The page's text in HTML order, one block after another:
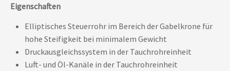
Eigenschaften
Elliptisches Steuerrohr im Bereich der Gabelkrone für
hohe Steifigkeit bei minimalem Gewicht
Druckausgleichssystem in der Tauchrohreinheit
Luft- und Öl-Kanäle in der Tauchrohreinheit